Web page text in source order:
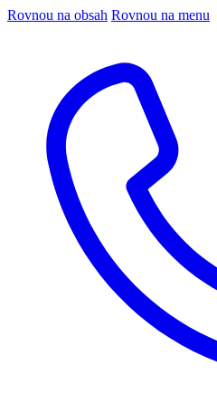
Rovnou na obsah Rovnou na menu